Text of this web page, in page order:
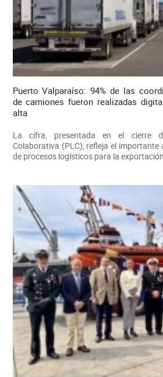
Puerto Valparaíso: 94% de las
de camiones fueron realizadas
alta
La cifra, presentada en el cierre
Colaborativa (PLC), refleja el importante
de procesos logísticos para la